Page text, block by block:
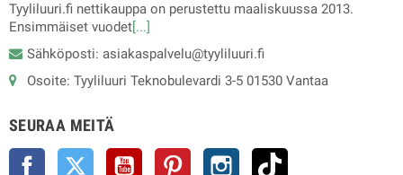
Tyyliluuri.fi nettikauppa on perustettu maaliskuussa 2013.
Ensimmäiset vuodet[...]
Sähköposti: asiakaspalvelu@tyyliluuri.fi
Osoite: Tyyliluuri Teknobulevardi 3-5 01530 Vantaa
SEURAA MEITÄ
Facebook Twitter YouTube Pinterest Instagram